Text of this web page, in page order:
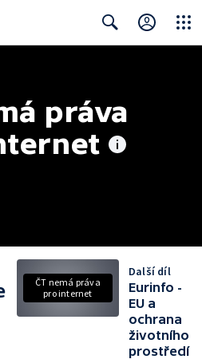
práva
ČT nemá práva
pro internet
Další díl
Eurinfo -
EU a
ochrana
životního
prostředí